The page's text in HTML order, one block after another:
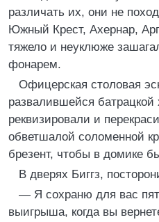
различать их, они не
Южный Крест, Ахернар,
тяжело и неуклюже
фонарем.
Офицерская столовая
развалившейся батрацкой
реквизировали и
обветшалой соломенной
брезент, чтобы в домике
В дверях Биггз,
— Я сохраню для вас
выигрыша, когда вы